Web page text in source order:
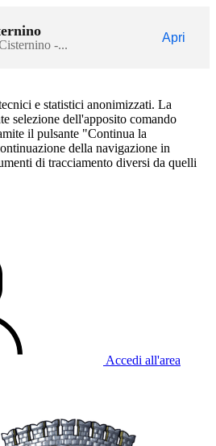
-...
Apri
e statistici anonimizzati. La
selezione dell'apposito comando
il pulsante "Continua la
della navigazione in
di tracciamento diversi da quelli
Accedi all'area